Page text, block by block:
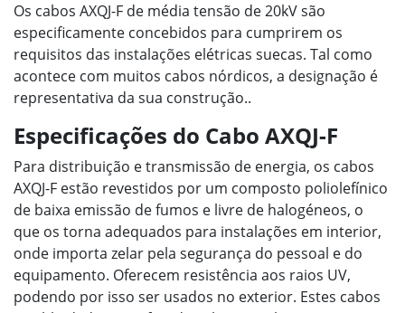
Os cabos AXQJ-F de média tensão de 20kV são
especificamente concebidos para cumprirem os
requisitos das instalações elétricas suecas. Tal como
acontece com muitos cabos nórdicos, a designação é
representativa da sua construção..
Especificações do Cabo AXQJ-F
Para distribuição e transmissão de energia, os cabos
AXQJ-F estão revestidos por um composto poliolefínico
de baixa emissão de fumos e livre de halogéneos, o
que os torna adequados para instalações em interior,
onde importa zelar pela segurança do pessoal e do
equipamento. Oferecem resistência aos raios UV,
podendo por isso ser usados no exterior. Estes cabos